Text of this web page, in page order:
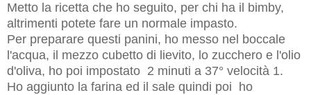
Metto la ricetta che ho seguito, per chi ha il bimby,
altrimenti potete fare un normale impasto.
Per preparare questi panini, ho messo nel boccale
l'acqua, il mezzo cubetto di lievito, lo zucchero e l'olio
d'oliva, ho poi impostato 2 minuti a 37° velocità 1.
Ho aggiunto la farina ed il sale quindi poi ho